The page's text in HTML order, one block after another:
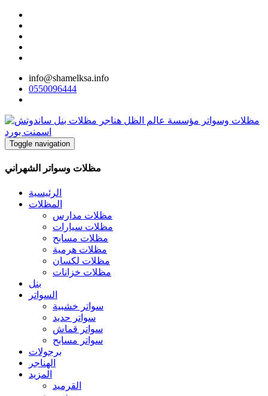
info@shamelksa.info
0550096444
Toggle navigation
مظلات وسواتر الشهراني
الرئيسية
المظلات
مظلات مدارس
مظلات سيارات
مظلات مسابح
مظلات هرمية
مظلات لكسان
مظلات خزانات
بنل
السواتر
سواتر خشبية
سواتر حديد
سواتر قماش
سواتر مسابح
برجولات
الهناجر
المزيد
القرميد